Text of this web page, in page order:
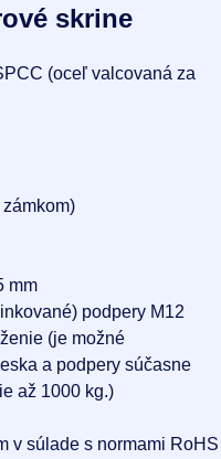
skrine
(oceľ valcovaná za
mm
podpery M12
(je možné
a podpery súčasne
až 1000 kg.)
v súlade s normami RoHS